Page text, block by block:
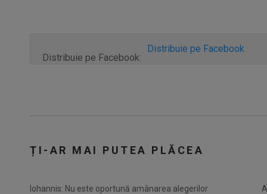
Distribuie pe Facebook:
Distribuie pe Facebook
ȚI-AR MAI PUTEA PLĂCEA
Iohannis: Nu este oportună amânarea alegerilor